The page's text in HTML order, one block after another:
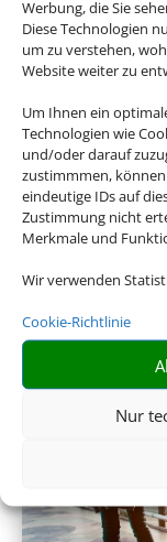
Werbung, die Sie
Diese Technologien
um zu verstehen,
Website weiter zu
Um Ihnen ein
Technologien wie
und/oder darauf
zustimmmen,
eindeutige IDs auf
Zustimmung nicht
Merkmale und
Wir verwenden
Cookie-Richtlinie
Nur